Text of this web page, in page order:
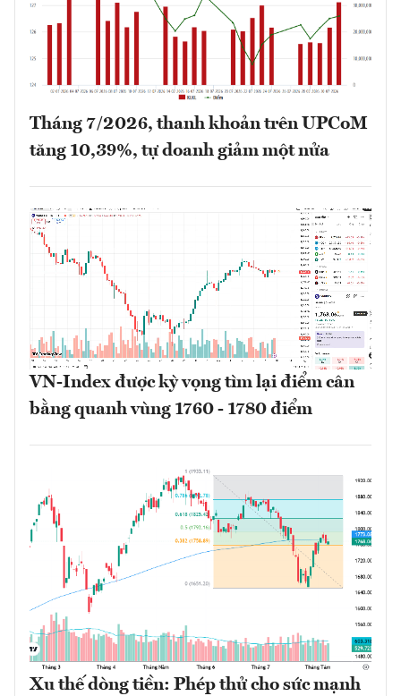
Tháng 7/2026, thanh khoản trên UPCoM
tăng 10,39%, tự doanh giảm một nửa
VN-Index được kỳ vọng tìm lại điểm cân
bằng quanh vùng 1760 - 1780 điểm
Xu thế dòng tiền: Phép thử cho sức mạnh